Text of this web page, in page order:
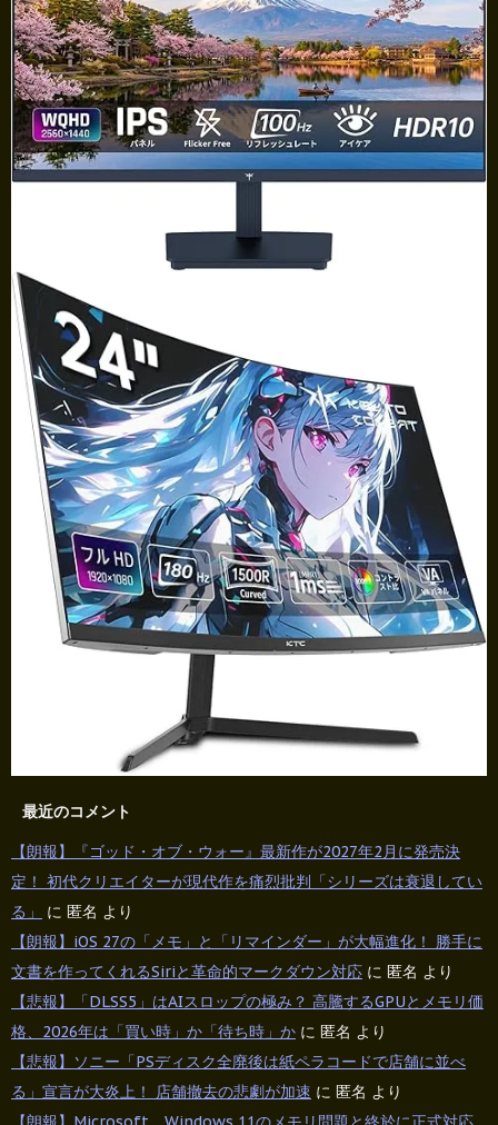
最近のコメント
【朗報】『ゴッド・オブ・ウォー』最新作が2027年2月に発売決
定！ 初代クリエイターが現代作を痛烈批判「シリーズは衰退してい
る」
に 匿名 より
【朗報】iOS 27の「メモ」と「リマインダー」が大幅進化！ 勝手に
文書を作ってくれるSiriと革命的マークダウン対応 に 匿名 より
【悲報】「DLSS5」はAIスロップの極み？ 高騰するGPUとメモリ価
格、2026年は「買い時」か「待ち時」か に 匿名 より
【悲報】ソニー「PSディスク全廃後は紙ペラコードで店舗に並べ
る」宣言が大炎上！ 店舗撤去の悲劇が加速 に 匿名 より